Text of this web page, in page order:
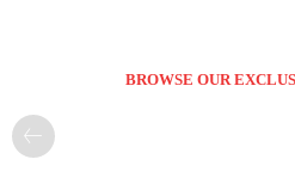
BROWSE OUR